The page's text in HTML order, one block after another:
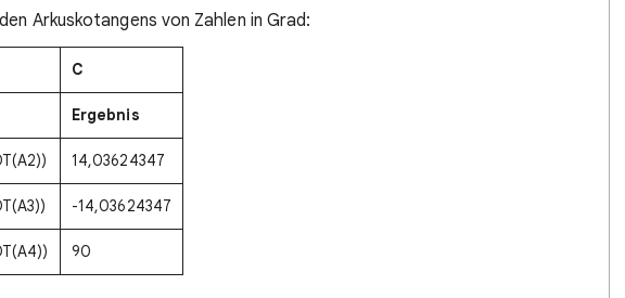
Arkuskotangens von Zahlen in Grad:
C
Ergebnis
14,03624347
-14,03624347
90